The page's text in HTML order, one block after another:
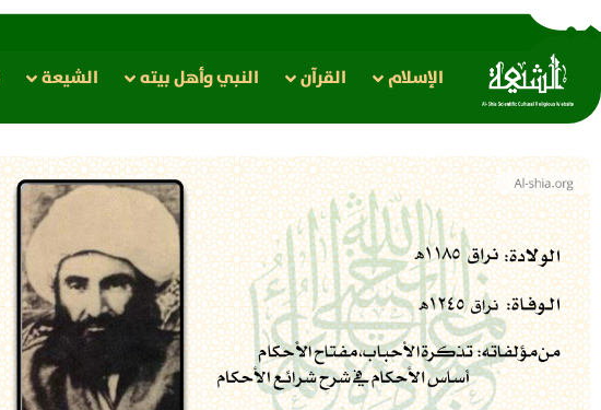
الإسلام القرآن النبي وأهل بيته الشيعة